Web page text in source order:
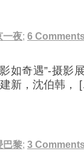
一夜; 6
如奇遇”-摄影
新，沈伯韩，
巴黎; 3